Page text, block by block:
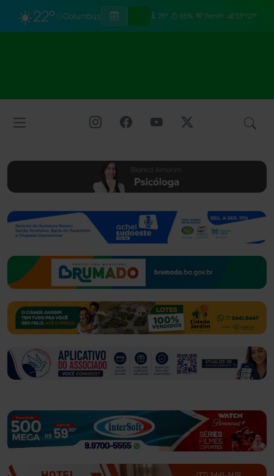
☀️22° Columbus 25° 95% 11km/h 33°/21°